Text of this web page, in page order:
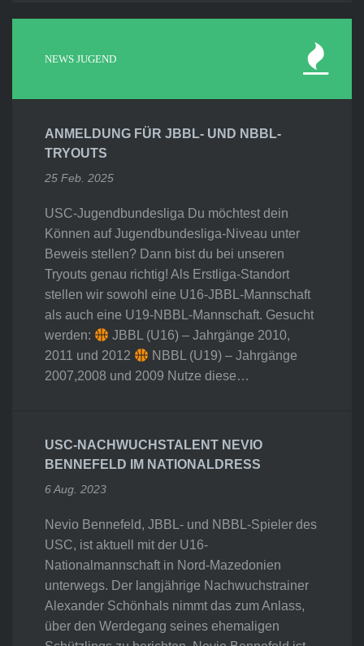
NEWS JUGEND
ANMELDUNG FÜR JBBL- UND NBBL-
TRYOUTS
25 Feb. 2025
USC-Jugendbundesliga Du möchtest dein
Können auf Jugendbundesliga-Niveau unter
Beweis stellen? Dann bist du bei unseren
Tryouts genau richtig! Als Erstliga-Standort
stellen wir sowohl eine U16-JBBL-Mannschaft
als auch eine U19-NBBL-Mannschaft. Gesucht
werden:
JBBL (U16) – Jahrgänge 2010,
2011 und 2012
NBBL (U19) – Jahrgänge
2007,2008 und 2009 Nutze diese…
USC-NACHWUCHSTALENT NEVIO
BENNEFELD IM NATIONALDRESS
6 Aug. 2023
Nevio Bennefeld, JBBL- und NBBL-Spieler des
USC, ist aktuell mit der U16-
Nationalmannschaft in Nord-Mazedonien
unterwegs. Der langjährige Nachwuchstrainer
Alexander Schönhals nimmt das zum Anlass,
über den Werdegang seines ehemaligen